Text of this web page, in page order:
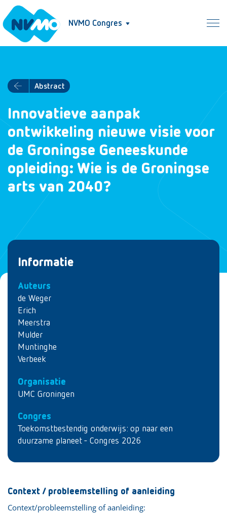
NVMO Congres
Abstract
Innovatieve aanpak
ontwikkeling nieuwe visie voor
de Groningse Geneeskunde
opleiding: Wie is de Groningse
arts van 2040?
Informatie
Auteurs
de Weger
Erich
Meerstra
Mulder
Muntinghe
Verbeek
Organisatie
UMC Groningen
Congres
Toekomstbestendig onderwijs: op naar een
duurzame planeet - Congres 2026
Context / probleemstelling of aanleiding
Context/probleemstelling of aanleiding: